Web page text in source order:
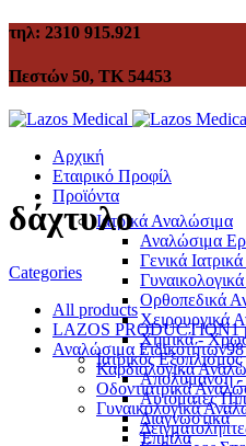
τηλ: 2310 915.921
Πεστών 50, ΤΚ 54453
Αρχική
Εταιρικό Προφίλ
Προϊόντα
Ιατρικά Αναλώσιμα
Αναλώσιμα
Γενικά
Ορθοπεδικά
Χειρουργικά
Χημικά -
Ιατρικός Εξοπλισμός
Απολύμανση -
Αυτόματες
Διαγνωστικά
Έπιπλα
δάχτυλο
Categories
All products
LAZOS PRODUCTION1
Αναλώσιμα Ειδικοτήτων
Καρδιολογικά
Οδοντιατρικά
Γυναικολογικά